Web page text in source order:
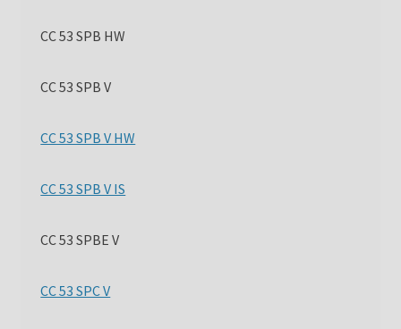
CC 53 SPB HW
CC 53 SPB V
CC 53 SPB V HW
CC 53 SPB V IS
CC 53 SPBE V
CC 53 SPC V